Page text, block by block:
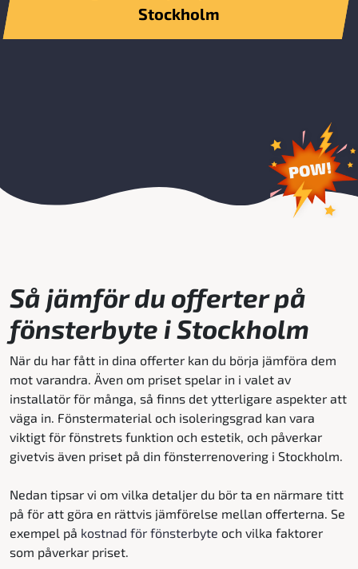
Stockholm
Så jämför du offerter på
fönsterbyte i Stockholm
När du har fått in dina offerter kan du börja jämföra dem
mot varandra. Även om priset spelar in i valet av
installatör för många, så finns det ytterligare aspekter att
väga in. Fönstermaterial och isoleringsgrad kan vara
viktigt för fönstrets funktion och estetik, och påverkar
givetvis även priset på din fönsterrenovering i Stockholm.
Nedan tipsar vi om vilka detaljer du bör ta en närmare titt
på för att göra en rättvis jämförelse mellan offerterna. Se
exempel på kostnad för fönsterbyte och vilka faktorer
som påverkar priset.